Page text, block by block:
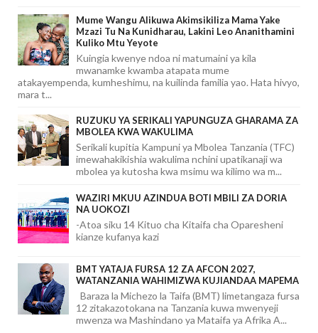
Mume Wangu Alikuwa Akimsikiliza Mama Yake
Mzazi Tu Na Kunidharau, Lakini Leo Ananithamini
Kuliko Mtu Yeyote
Kuingia kwenye ndoa ni matumaini ya kila
mwanamke kwamba atapata mume
atakayempenda, kumheshimu, na kuilinda familia yao. Hata hivyo,
mara t...
RUZUKU YA SERIKALI YAPUNGUZA GHARAMA ZA
MBOLEA KWA WAKULIMA
Serikali kupitia Kampuni ya Mbolea Tanzania (TFC)
imewahakikishia wakulima nchini upatikanaji wa
mbolea ya kutosha kwa msimu wa kilimo wa m...
WAZIRI MKUU AZINDUA BOTI MBILI ZA DORIA
NA UOKOZI
-Atoa siku 14 Kituo cha Kitaifa cha Oparesheni
kianze kufanya kazi
BMT YATAJA FURSA 12 ZA AFCON 2027,
WATANZANIA WAHIMIZWA KUJIANDAA MAPEMA
Baraza la Michezo la Taifa (BMT) limetangaza fursa
12 zitakazotokana na Tanzania kuwa mwenyeji
mwenza wa Mashindano ya Mataifa ya Afrika A...